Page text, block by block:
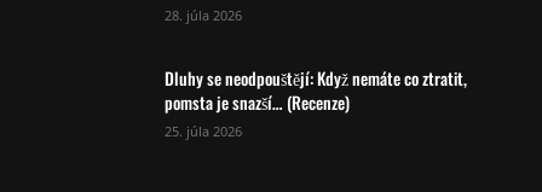
28. júla 2026
Dluhy se neodpouštějí: Když nemáte co ztratit,
pomsta je snazší… (Recenze)
25. júla 2026